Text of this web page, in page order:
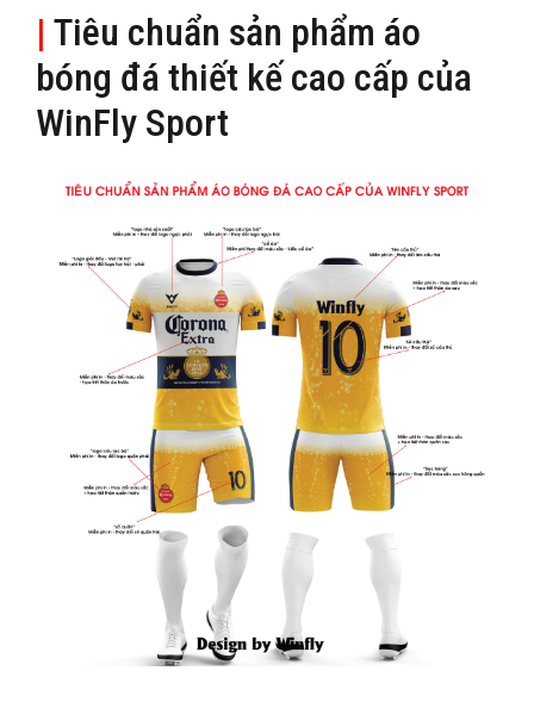
| Tiêu chuẩn sản phẩm áo
bóng đá thiết kế cao cấp của
WinFly Sport